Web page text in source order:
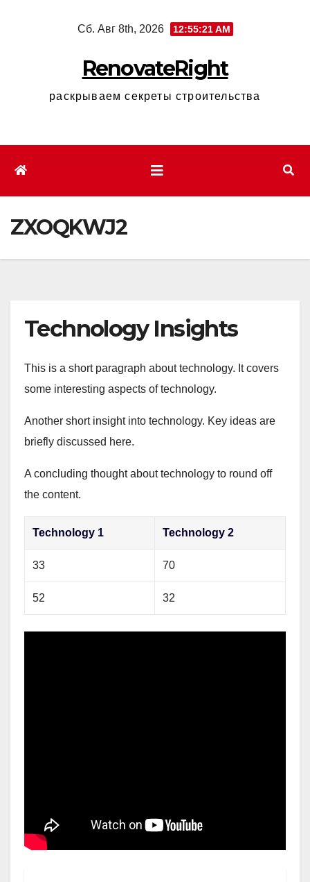
Сб. Авг 8th, 2026 12:55:22 AM
RenovateRight
раскрываем секреты строительства
ZXOQKWJ2
Technology Insights
This is a short paragraph about technology. It covers
some interesting aspects of technology.
Another short insight into technology. Key ideas are
briefly discussed here.
A concluding thought about technology to round off
the content.
Technology 1 Technology 2
33 70
52 32